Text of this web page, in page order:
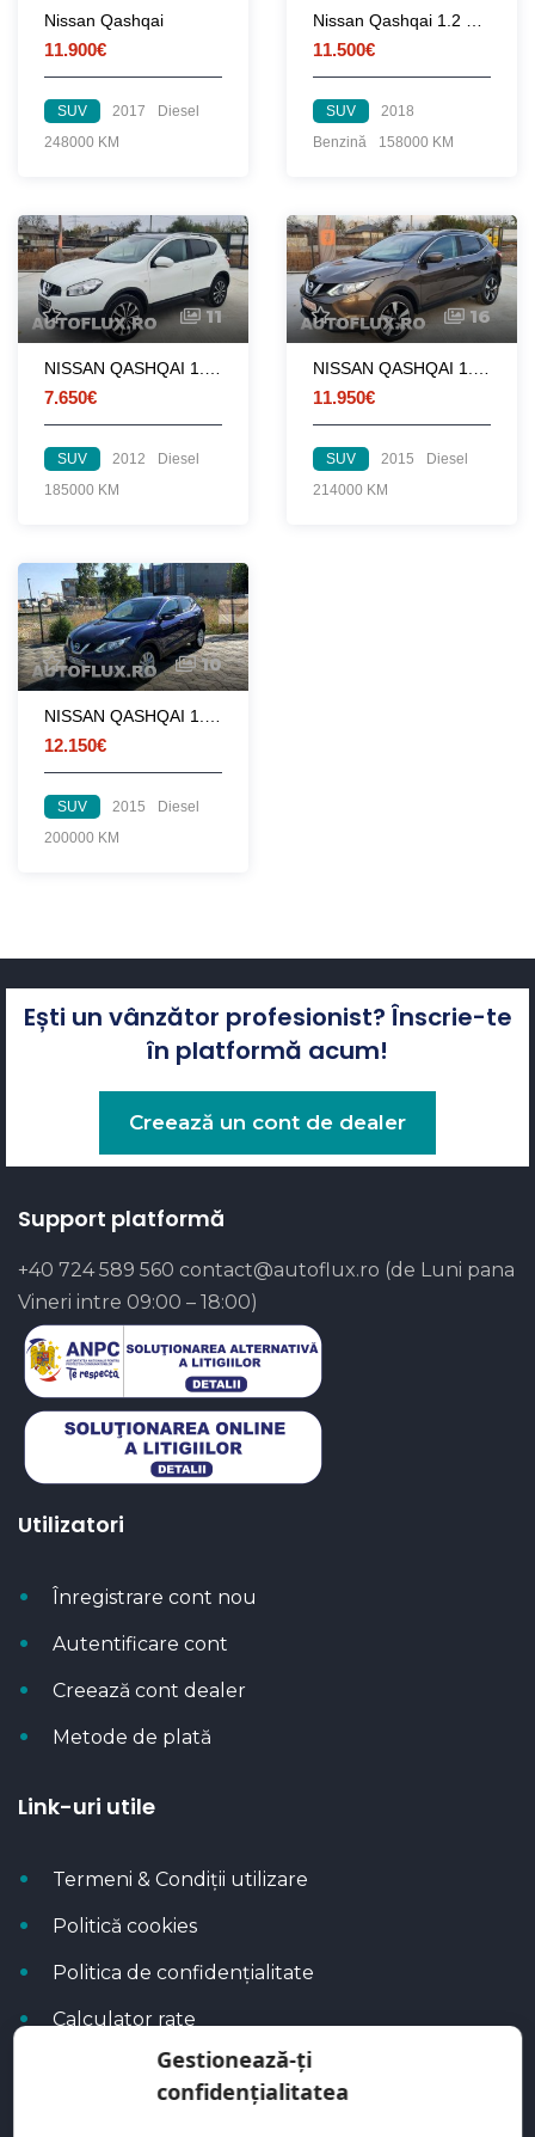
Gestionează-ți
confidențialitatea
Nissan Qashqai
11.900€
SUV 2017
Diesel
248000 KM
11.500€
SUV
2018
Benzină
158000 KM
11
7.650€
SUV 2012
Diesel
185000 KM
16
11.950€
SUV 2015
Diesel
214000 KM
10
12.150€
SUV 2015
Diesel
200000 KM
Ești un vânzător profesionist? Înscrie-te
în platformă acum!
Creează un cont de dealer
Support platformă
+40 724 589 560 contact@autoflux.ro (de Luni pana
Vineri intre 09:00 – 18:00)
Utilizatori
Înregistrare cont nou
Autentificare cont
Creează cont dealer
Metode de plată
Link-uri utile
Termeni & Condiții utilizare
Politică cookies
Politica de confidențialitate
Calculator rate
Blog Autoflux